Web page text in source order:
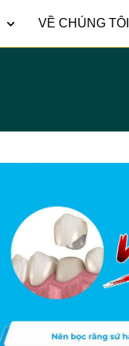
VỀ CHÚNG TÔI